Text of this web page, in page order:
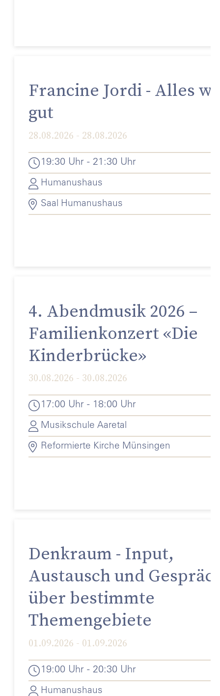
Francine Jordi - Alles
gut
28.08.2026 - 28.08.2026
19:30 Uhr - 21:30 Uhr
Humanushaus
Saal Humanushaus
4. Abendmusik 2026 –
Familienkonzert «Die
Kinderbrücke»
30.08.2026 - 30.08.2026
17:00 Uhr - 18:00 Uhr
Musikschule Aaretal
Reformierte Kirche Münsingen
Denkraum - Input,
Austausch und
über bestimmte
Themengebiete
01.09.2026 - 01.09.2026
19:00 Uhr - 20:30 Uhr
Humanushaus